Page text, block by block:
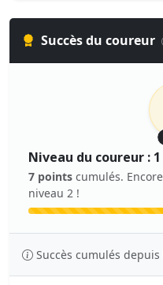
Succès du coureur
Niveau du coureur : 1
7 points cumulés. Encore
niveau 2 !
Succès cumulés depuis